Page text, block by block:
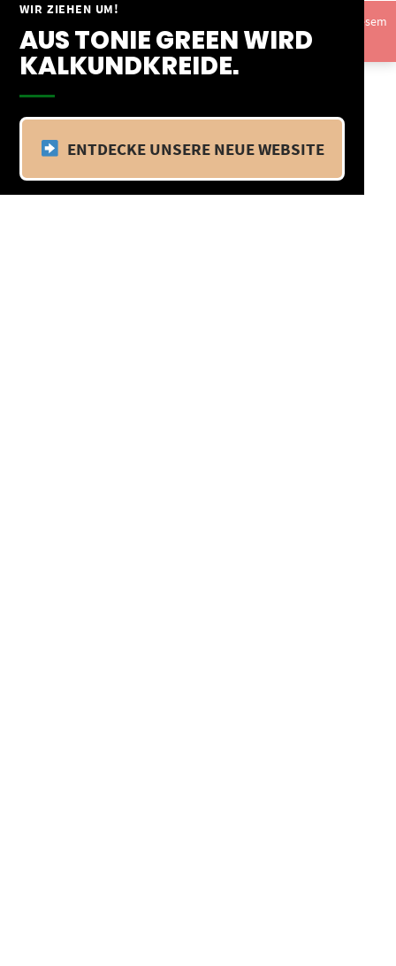
WIR ZIEHEN UM!
AUS TONIE GREEN WIRD
KALKUNDKREIDE.
ENTDECKE UNSERE NEUE WEBSITE
Springe
Inhalt
Vom 09.04.25 - 20.04.25 befinden wir uns im Betriebsurlaub. In diesem
Zeitraum findet kein Versand statt.Ausblenden